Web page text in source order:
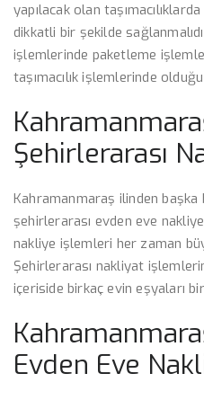
yapılacak olan
dikkatli bir şekilde
işlemlerinde paketleme
taşımacılık işlemlerinde
Şehirlerarası
Kahramanmaraş ilinden başka
şehirlerarası evden eve
nakliye işlemleri her zaman
Şehirlerarası nakliyat
içeriside birkaç evin eşyaları
Evden Eve